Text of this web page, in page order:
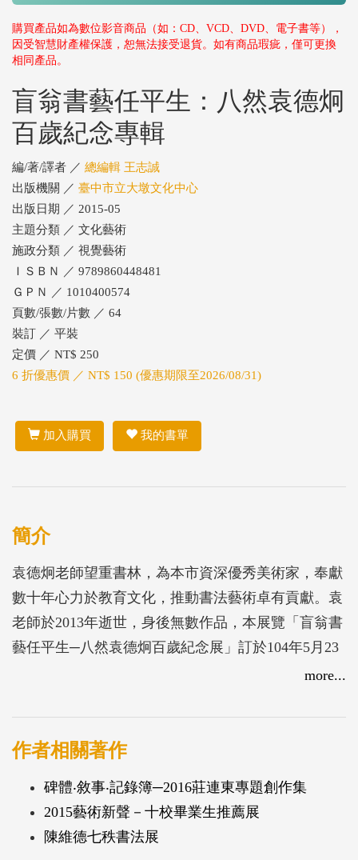
購買產品如為數位影音商品（如：CD、VCD、DVD、電子書等），
因受智慧財產權保護，恕無法接受退貨。如有商品瑕疵，僅可更換
相同產品。
盲翁書藝任平生：八然袁德炯
百歲紀念專輯
編/著/譯者 ／ 總編輯 王志誠
出版機關 ／ 臺中市立大墩文化中心
出版日期 ／ 2015-05
主題分類 ／ 文化藝術
施政分類 ／ 視覺藝術
ＩＳＢＮ ／ 9789860448481
ＧＰＮ ／ 1010400574
頁數/張數/片數 ／ 64
裝訂 ／ 平裝
定價 ／ NT$ 250
6 折優惠價 ／ NT$ 150 (優惠期限至2026/08/31)
加入購買 我的書單
簡介
袁德炯老師望重書林，為本市資深優秀美術家，奉獻
數十年心力於教育文化，推動書法藝術卓有貢獻。袁
老師於2013年逝世，身後無數作品，本展覽「盲翁書
藝任平生─八然袁德炯百歲紀念展」訂於104年5月23
日至6月10日，展出其畢生精華之作，並出版專輯紀
more...
作者相關著作
碑體‧敘事‧記錄簿─2016莊連東專題創作集
2015藝術新聲－十校畢業生推薦展
陳維德七秩書法展